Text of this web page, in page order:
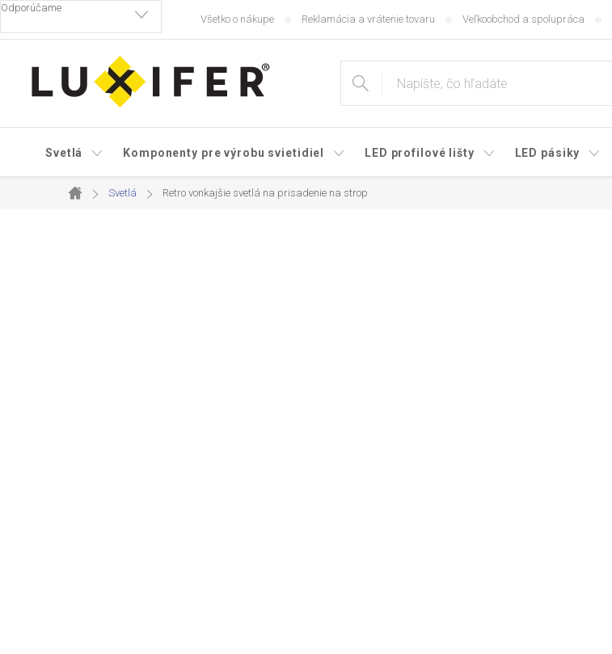
Prejsť
obsah
Všetko o nákupe Reklamácia a vrátenie tovaru Veľkoobchod a spolupráca
Svetlá Komponenty pre výrobu svietidiel LED profilové lišty LED pásiky
Domov
Svetlá Retro vonkajšie svetlá na prisadenie na strop